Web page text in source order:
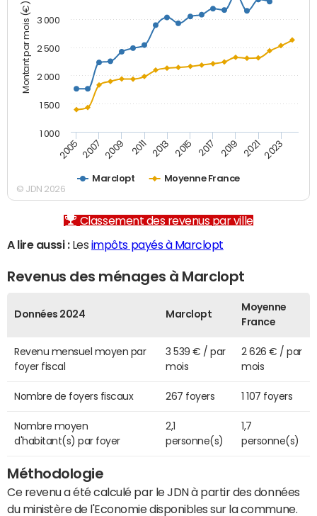
Montant par mois (€)
Marclopt Moyenne France
2005 2007 2009 2011 2013 2015 2017 2019 2021 2023
1 000
1 500
2 000
2 500
3 000
© JDN 2026
Classement des revenus par ville
A lire aussi :Les impôts payés à Marclopt
Revenus des ménages à Marclopt
Données 2024 Marclopt
Moyenne
France
Revenu mensuel moyen par
foyer fiscal
3 539 € / par
mois
2 626 € / par
mois
Nombre de foyers fiscaux 267 foyers 1 107 foyers
Nombre moyen
d'habitant(s) par foyer
2,1
personne(s)
1,7
personne(s)
Méthodologie
Ce revenu a été calculé par le JDN à partir des données
du ministère de l'Economie disponibles sur la commune.